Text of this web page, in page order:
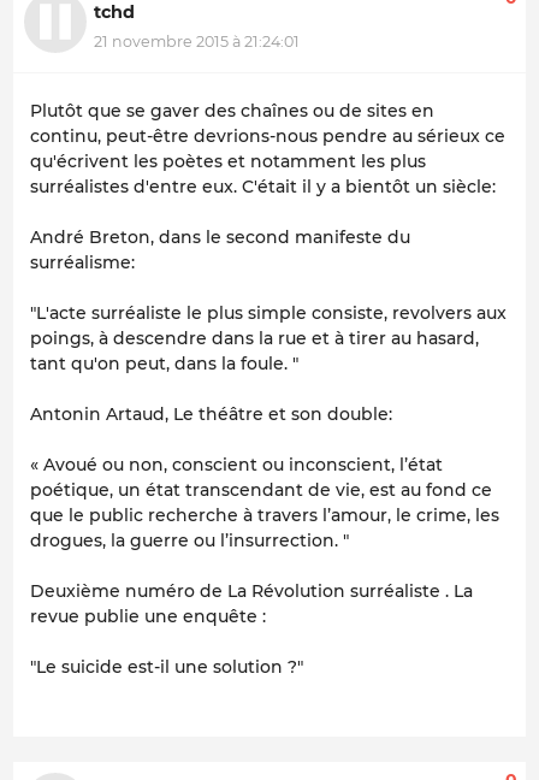
tchd
21 novembre 2015 à 21:24:01
Plutôt que se gaver des chaînes ou de sites en
continu, peut-être devrions-nous pendre au sérieux ce
qu'écrivent les poètes et notamment les plus
surréalistes d'entre eux. C'était il y a bientôt un siècle:
André Breton, dans le second manifeste du
surréalisme:
"L'acte surréaliste le plus simple consiste, revolvers aux
poings, à descendre dans la rue et à tirer au hasard,
tant qu'on peut, dans la foule. "
Antonin Artaud, Le théâtre et son double:
« Avoué ou non, conscient ou inconscient, l’état
poétique, un état transcendant de vie, est au fond ce
que le public recherche à travers l’amour, le crime, les
drogues, la guerre ou l’insurrection. "
Deuxième numéro de La Révolution surréaliste . La
revue publie une enquête :
"Le suicide est-il une solution ?"